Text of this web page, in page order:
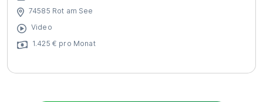
74585 Rot am See
Video
1.425 € pro Monat